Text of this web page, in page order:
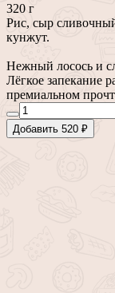
320 г
Рис, сыр
кунжут.
Нежный лосось и
Лёгкое запекание
премиальном
Добавить 520 ₽